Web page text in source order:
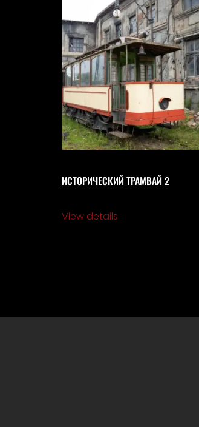
ИСТОРИЧЕСКИЙ ТРАМВАЙ 2
View details